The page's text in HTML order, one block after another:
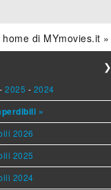
home di MYmovies.it »
❯
- 2025 - 2024
»
2026
2025
2024